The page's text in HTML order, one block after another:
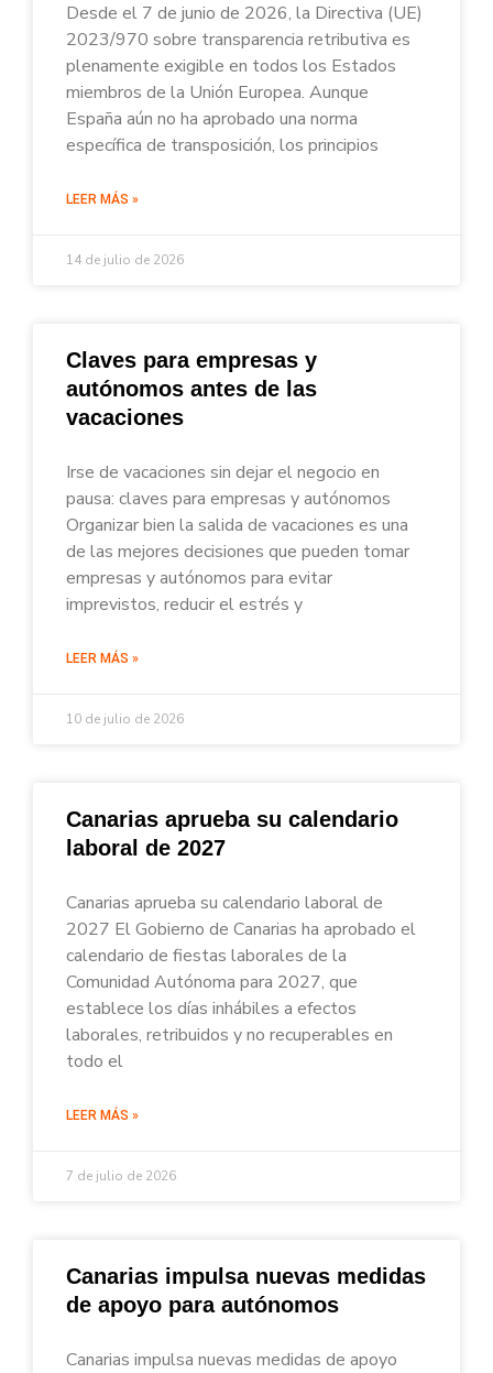
Desde el 7 de junio de 2026, la Directiva (UE)
2023/970 sobre transparencia retributiva es
plenamente exigible en todos los Estados
miembros de la Unión Europea. Aunque
España aún no ha aprobado una norma
específica de transposición, los principios
LEER MÁS »
14 de julio de 2026
Claves para empresas y
autónomos antes de las
vacaciones
Irse de vacaciones sin dejar el negocio en
pausa: claves para empresas y autónomos
Organizar bien la salida de vacaciones es una
de las mejores decisiones que pueden tomar
empresas y autónomos para evitar
imprevistos, reducir el estrés y
LEER MÁS »
10 de julio de 2026
Canarias aprueba su calendario
laboral de 2027
Canarias aprueba su calendario laboral de
2027 El Gobierno de Canarias ha aprobado el
calendario de fiestas laborales de la
Comunidad Autónoma para 2027, que
establece los días inhábiles a efectos
laborales, retribuidos y no recuperables en
todo el
LEER MÁS »
7 de julio de 2026
Canarias impulsa nuevas medidas
de apoyo para autónomos
Canarias impulsa nuevas medidas de apoyo